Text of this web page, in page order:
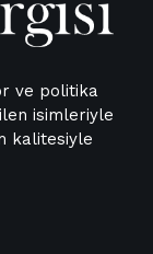
ve politika
isimleriyle
kalitesiyle